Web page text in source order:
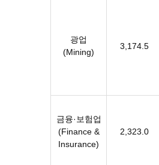
광업
(Mining)
3,174.5
금융·보험업
(Finance &
Insurance)
2,323.0